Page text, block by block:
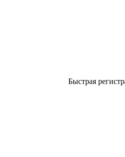
Быстрая